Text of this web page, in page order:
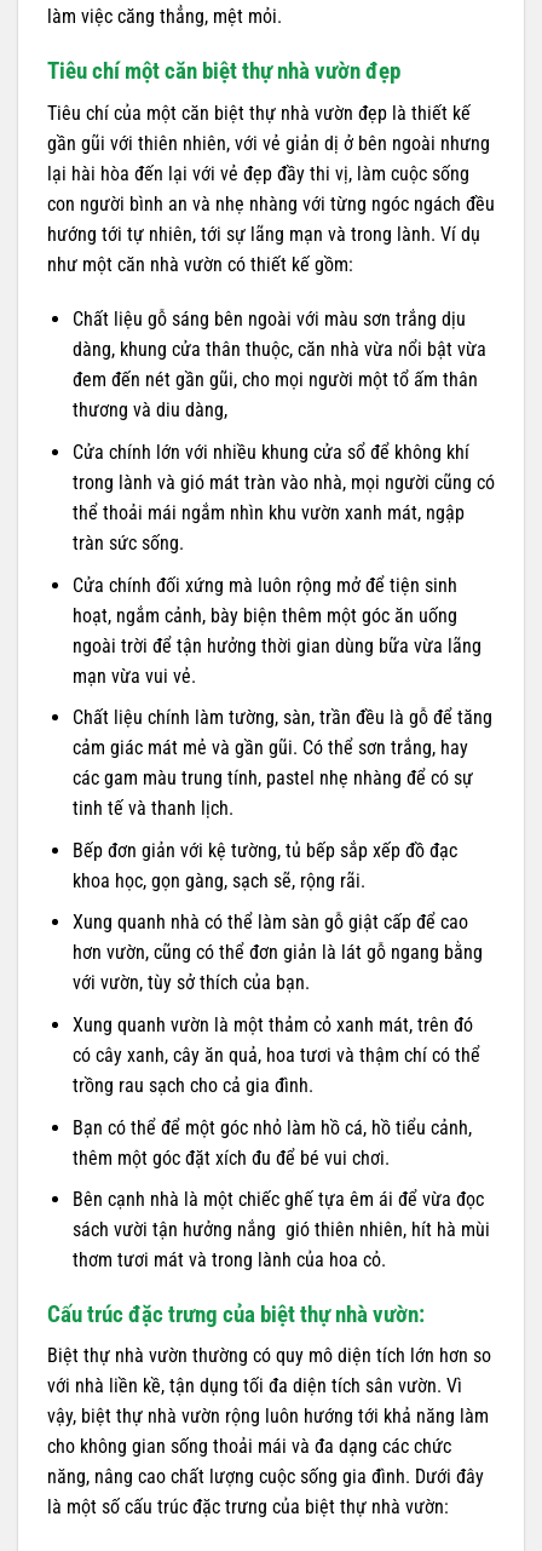
làm việc căng thẳng, mệt mỏi.
Tiêu chí một căn biệt thự nhà vườn đẹp
Tiêu chí của một căn biệt thự nhà vườn đẹp là thiết kế
gần gũi với thiên nhiên, với vẻ giản dị ở bên ngoài nhưng
lại hài hòa đến lại với vẻ đẹp đầy thi vị, làm cuộc sống
con người bình an và nhẹ nhàng với từng ngóc ngách đều
hướng tới tự nhiên, tới sự lãng mạn và trong lành. Ví dụ
như một căn nhà vườn có thiết kế gồm:
Chất liệu gỗ sáng bên ngoài với màu sơn trắng dịu
dàng, khung cửa thân thuộc, căn nhà vừa nổi bật vừa
đem đến nét gần gũi, cho mọi người một tổ ấm thân
thương và diu dàng,
Cửa chính lớn với nhiều khung cửa sổ để không khí
trong lành và gió mát tràn vào nhà, mọi người cũng có
thể thoải mái ngắm nhìn khu vườn xanh mát, ngập
tràn sức sống.
Cửa chính đối xứng mà luôn rộng mở để tiện sinh
hoạt, ngắm cảnh, bày biện thêm một góc ăn uống
ngoài trời để tận hưởng thời gian dùng bữa vừa lãng
mạn vừa vui vẻ.
Chất liệu chính làm tường, sàn, trần đều là gỗ để tăng
cảm giác mát mẻ và gần gũi. Có thể sơn trắng, hay
các gam màu trung tính, pastel nhẹ nhàng để có sự
tinh tế và thanh lịch.
Bếp đơn giản với kệ tường, tủ bếp sắp xếp đồ đạc
khoa học, gọn gàng, sạch sẽ, rộng rãi.
Xung quanh nhà có thể làm sàn gỗ giật cấp để cao
hơn vườn, cũng có thể đơn giản là lát gỗ ngang bằng
với vườn, tùy sở thích của bạn.
Xung quanh vườn là một thảm cỏ xanh mát, trên đó
có cây xanh, cây ăn quả, hoa tươi và thậm chí có thể
trồng rau sạch cho cả gia đình.
Bạn có thể để một góc nhỏ làm hồ cá, hồ tiểu cảnh,
thêm một góc đặt xích đu để bé vui chơi.
Bên cạnh nhà là một chiếc ghế tựa êm ái để vừa đọc
sách vười tận hưởng nắng gió thiên nhiên, hít hà mùi
thơm tươi mát và trong lành của hoa cỏ.
Cấu trúc đặc trưng của biệt thự nhà vườn:
Biệt thự nhà vườn thường có quy mô diện tích lớn hơn so
với nhà liền kề, tận dụng tối đa diện tích sân vườn. Vì
vậy, biệt thự nhà vườn rộng luôn hướng tới khả năng làm
cho không gian sống thoải mái và đa dạng các chức
năng, nâng cao chất lượng cuộc sống gia đình. Dưới đây
là một số cấu trúc đặc trưng của biệt thự nhà vườn: